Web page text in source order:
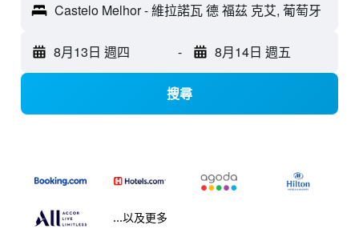
Castelo Melhor - 維拉諾瓦 德 福茲 克艾, 葡萄牙
8月13日 週四 - 8月14日 週五
搜尋
...以及更多